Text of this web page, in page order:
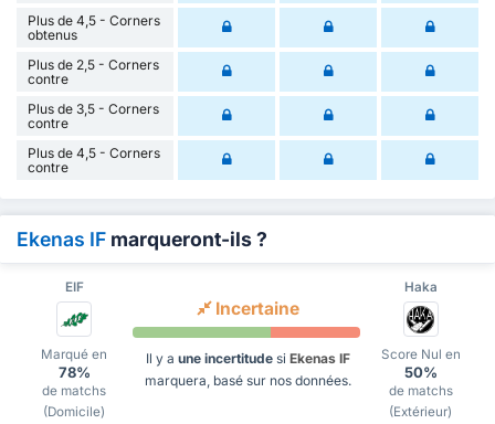
Plus de 4,5 - Corners
obtenus
Plus de 2,5 - Corners
contre
Plus de 3,5 - Corners
contre
Plus de 4,5 - Corners
contre
Ekenas IF marqueront-ils ?
EIF Haka
Marqué en
78%
de matchs
(Domicile)
Incertaine
Il y a une incertitudesi Ekenas IF
marquera, basé sur nos données.
Score Nul en
50%
de matchs
(Extérieur)